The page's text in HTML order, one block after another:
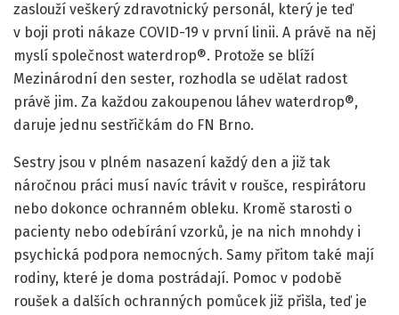
zaslouží veškerý zdravotnický personál, který je teď
v boji proti nákaze COVID-19 v první linii. A právě na něj
myslí společnost waterdrop®. Protože se blíží
Mezinárodní den sester, rozhodla se udělat radost
právě jim. Za každou zakoupenou láhev waterdrop®,
daruje jednu sestřičkám do FN Brno.
Sestry jsou v plném nasazení každý den a již tak
náročnou práci musí navíc trávit v roušce, respirátoru
nebo dokonce ochranném obleku. Kromě starosti o
pacienty nebo odebírání vzorků, je na nich mnohdy i
psychická podpora nemocných. Samy přitom také mají
rodiny, které je doma postrádají. Pomoc v podobě
roušek a dalších ochranných pomůcek již přišla, teď je